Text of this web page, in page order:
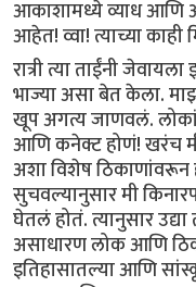
आकाशामध्ये व्याध आणि
आहेत! व्वा! त्याच्या काही
रात्री त्या ताईंनी
भाज्या असा बेत केला.
खूप अगत्य जाणवलं.
आणि कनेक्ट होणं! खरंच
अशा विशेष ठिकाणांवरून
सुचवल्यानुसार मी
घेतलं होतं. त्यानुसार
असाधारण लोक आणि
इतिहासातल्या आणि